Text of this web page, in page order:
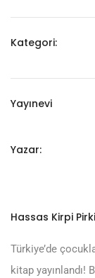
Kategori:
Yayınevi
Yazar:
Hassas Kirpi Pirki
Türkiye’de
kitap yayınlandı!